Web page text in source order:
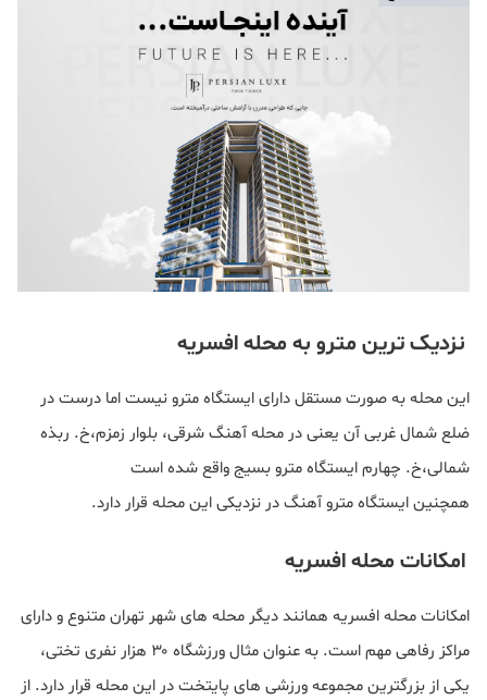
نزدیک ترین مترو به محله افسریه
این محله به صورت مستقل دارای ایستگاه مترو نیست اما درست در
ضلع شمال غربی آن یعنی در محله آهنگ شرقی، بلوار زمزم،خ. ربذه
شمالی،خ. چهارم ایستگاه مترو بسیج واقع شده است
همچنین ايستگاه مترو آهنگ در نزدیکی این محله قرار دارد.
امکانات محله افسریه
امکانات محله افسریه همانند دیگر محله های شهر تهران متنوع و دارای
مراکز رفاهی مهم است. به عنوان مثال ورزشگاه ۳۰ هزار نفری تختی،
یکی از بزرگترین مجموعه ورزشی‌ های پایتخت در این محله قرار دارد. از